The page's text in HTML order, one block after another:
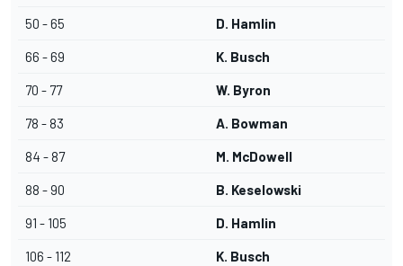
50 - 65 D. Hamlin
66 - 69 K. Busch
70 - 77 W. Byron
78 - 83 A. Bowman
84 - 87 M. McDowell
88 - 90 B. Keselowski
91 - 105 D. Hamlin
106 - 112 K. Busch